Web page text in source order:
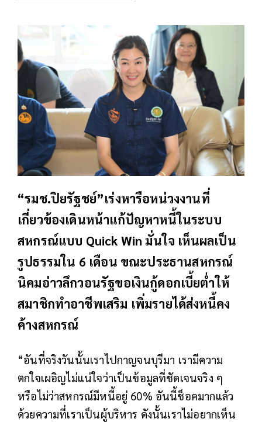
“รมช.ปิยรัฐชย์”เร่งหารือหน่วงงานที่
เกี่ยวข้องเดินหน้าแก้ปัญหาหนี้ในระบบ
สหกรณ์แบบ Quick Win มั่นใจ เห็นผลเป็น
รูปธรรมใน 6 เดือน ขณะประธานสหกรณ์
นิคมอ่าวลึกวอนรัฐขอเงินกู้ดอกเบี้ยต่ำให้
สมาชิกทำอาชีพเสริม เพิ่มรายได้ส่งหนี้คง
ค้างสหกรณ์
“อันที่จริงวันนั้นเราไปกาญจนบุรีมา เรามีความ
ตกใจเผอิญไม่แน่ใจว่าเป็นข้อมูลที่ชัดเจนจริง ๆ
หรือไม่ว่าสหกรณ์มีหนี้อยู่ 60% อันนี้ช็อคมากแล้ว
ด้วยความที่เราเป็นผู้บริหาร ดังนั้นเราไม่อยากเห็น